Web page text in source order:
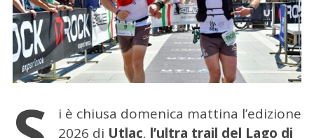
i è chiusa domenica mattina l’edizione
2026 di Utlac, l’ultra trail del Lago di